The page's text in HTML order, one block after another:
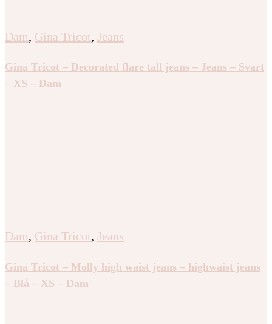
Dam, Gina Tricot, Jeans
Gina Tricot – Decorated flare tall jeans – Jeans – Svart
– XS – Dam
Dam, Gina Tricot, Jeans
Gina Tricot – Molly high waist jeans – highwaist jeans
– Blå – XS – Dam